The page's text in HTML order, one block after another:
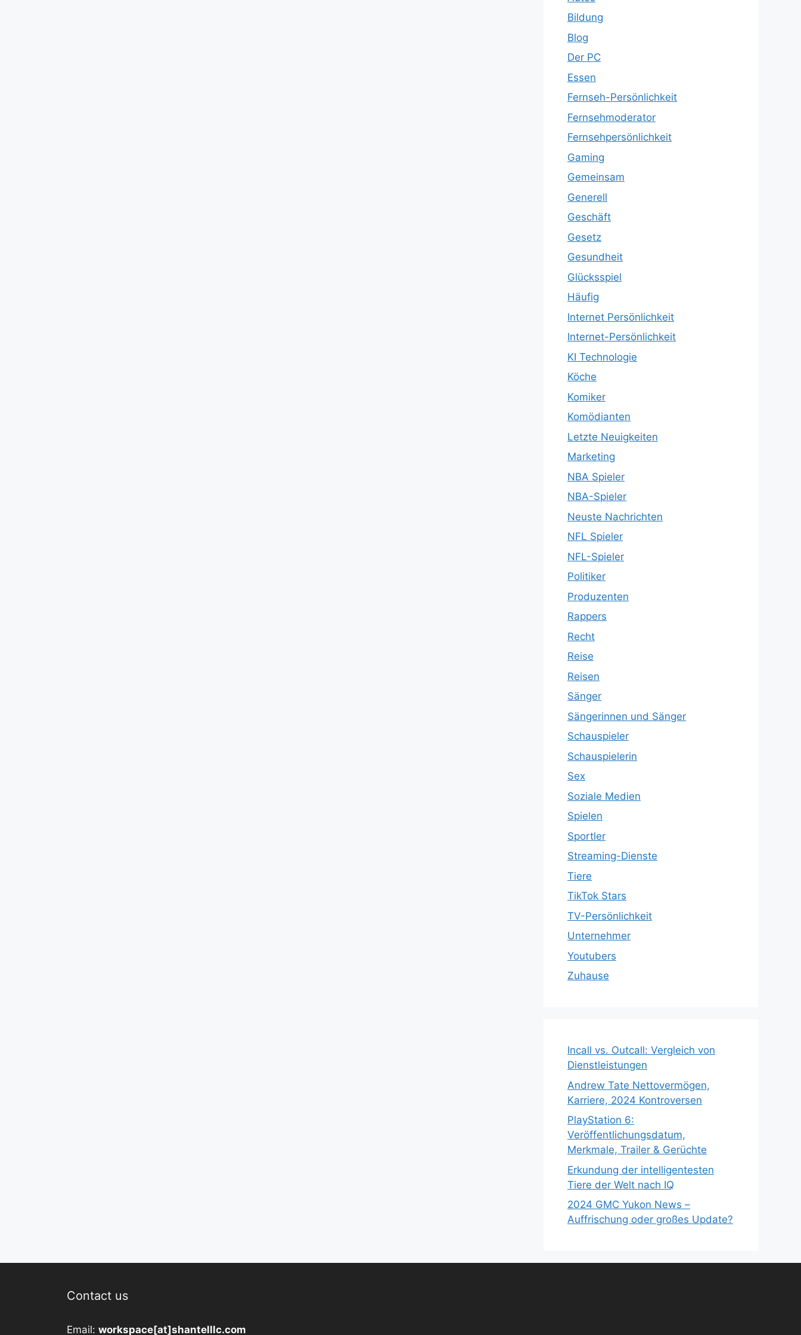
Bildung
Blog
Der PC
Essen
Fernseh-Persönlichkeit
Fernsehmoderator
Fernsehpersönlichkeit
Gaming
Gemeinsam
Generell
Geschäft
Gesetz
Gesundheit
Glücksspiel
Häufig
Internet Persönlichkeit
Internet-Persönlichkeit
KI Technologie
Köche
Komiker
Komödianten
Letzte Neuigkeiten
Marketing
NBA Spieler
NBA-Spieler
Neuste Nachrichten
NFL Spieler
NFL-Spieler
Politiker
Produzenten
Rappers
Recht
Reise
Reisen
Sänger
Sängerinnen und Sänger
Schauspieler
Schauspielerin
Sex
Soziale Medien
Spielen
Sportler
Streaming-Dienste
Tiere
TikTok Stars
TV-Persönlichkeit
Unternehmer
Youtubers
Zuhause
Incall vs. Outcall: Vergleich von
Dienstleistungen
Andrew Tate Nettovermögen,
Karriere, 2024 Kontroversen
PlayStation 6:
Veröffentlichungsdatum,
Merkmale, Trailer & Gerüchte
Erkundung der intelligentesten
Tiere der Welt nach IQ
2024 GMC Yukon News –
Auffrischung oder großes Update?
Contact us
Email: workspace[at]shantelllc.com